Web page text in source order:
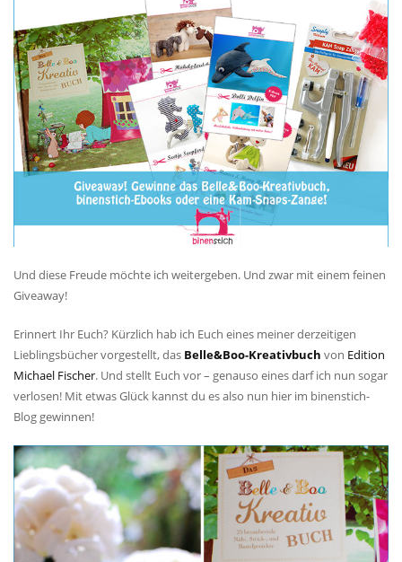
Und diese Freude möchte ich weitergeben. Und zwar mit einem feinen
Giveaway!
Erinnert Ihr Euch? Kürzlich hab ich Euch eines meiner derzeitigen
Lieblingsbücher vorgestellt, das Belle&Boo-Kreativbuch von Edition
Michael Fischer. Und stellt Euch vor – genauso eines darf ich nun sogar
verlosen! Mit etwas Glück kannst du es also nun hier im binenstich-
Blog gewinnen!